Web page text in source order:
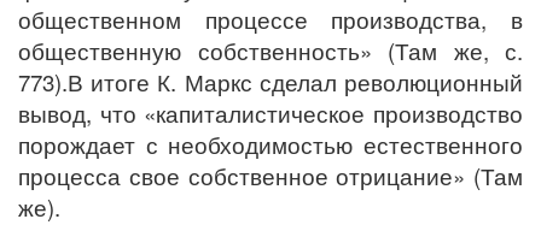
общественном процессе производства, в
общественную собственность» (Там же, с.
773).В итоге К. Маркс сделал революционный
вывод, что «капиталистическое производство
порождает с необходимостью естественного
процесса свое собственное отрицание» (Там
же).